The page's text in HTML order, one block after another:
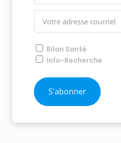
Bilan Santé
Info-Recherche